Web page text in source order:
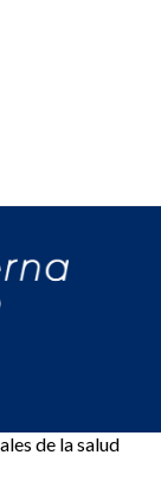
de la salud